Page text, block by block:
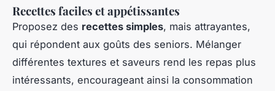
Recettes faciles et appétissantes
Proposez des recettes simples, mais attrayantes,
qui répondent aux goûts des seniors. Mélanger
différentes textures et saveurs rend les repas plus
intéressants, encourageant ainsi la consommation